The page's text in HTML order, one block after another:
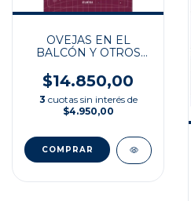
OVEJAS EN EL
BALCÓN Y OTROS
SOÑAR
$14.850,00
3 cuotas sin interés de
$4.950,00